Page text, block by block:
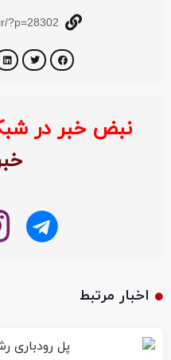
?p=28302
نبض خبر در
پل رودباری رشت بهره‌برداری